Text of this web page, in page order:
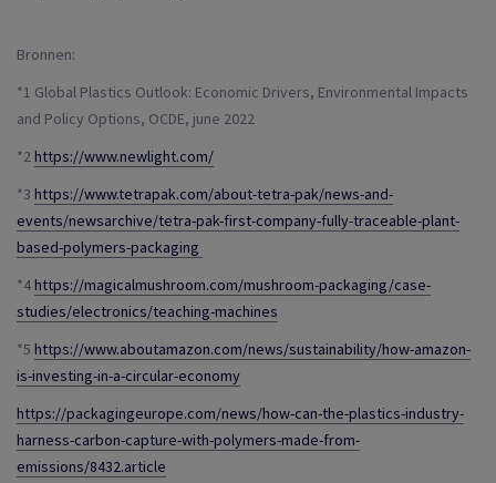
Bronnen:
*1 Global Plastics Outlook: Economic Drivers, Environmental Impacts
and Policy Options, OCDE, june 2022
*2https://www.newlight.com/
*3 https://www.tetrapak.com/about-tetra-pak/news-and-
events/newsarchive/tetra-pak-first-company-fully-traceable-plant-
based-polymers-packaging
*4https://magicalmushroom.com/mushroom-packaging/case-
studies/electronics/teaching-machines
*5 https://www.aboutamazon.com/news/sustainability/how-amazon-
is-investing-in-a-circular-economy
https://packagingeurope.com/news/how-can-the-plastics-industry-
harness-carbon-capture-with-polymers-made-from-
emissions/8432.article